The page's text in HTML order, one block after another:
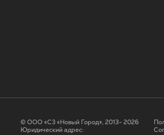
© ООО «СЗ «Новый Город», 2013- 2026
Юридический адрес: